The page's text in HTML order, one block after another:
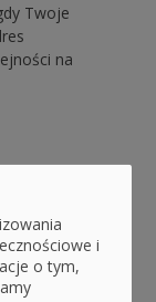
Twoje
na
i
o tym,